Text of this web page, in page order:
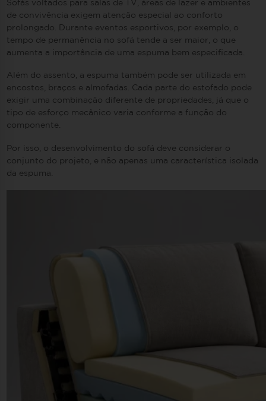
Sofás voltados para salas de TV, áreas de lazer e ambientes
de convivência exigem atenção especial ao conforto
prolongado. Durante eventos esportivos, por exemplo, o
tempo de permanência no sofá tende a ser maior, o que
aumenta a importância de uma espuma bem especificada.
Além do assento, a espuma também pode ser utilizada em
encostos, braços e almofadas. Cada parte do estofado pode
exigir uma combinação diferente de propriedades, já que o
tipo de esforço mecânico varia conforme a função do
componente.
Por isso, o desenvolvimento do sofá deve considerar o
conjunto do projeto, e não apenas uma característica isolada
da espuma.